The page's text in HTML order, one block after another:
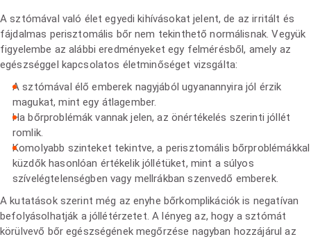
A sztómával való élet egyedi kihívásokat jelent, de az irritált és
fájdalmas perisztomális bőr nem tekinthető normálisnak. Vegyük
figyelembe az alábbi eredményeket egy felmérésből, amely az
egészséggel kapcsolatos életminőséget vizsgálta:
A sztómával élő emberek nagyjából ugyanannyira jól érzik
magukat, mint egy átlagember.
Ha bőrproblémák vannak jelen, az önértékelés szerinti jóllét
romlik.
Komolyabb szinteket tekintve, a perisztomális bőrproblémákkal
küzdők hasonlóan értékelik jóllétüket, mint a súlyos
szívelégtelenségben vagy mellrákban szenvedő emberek.
A kutatások szerint még az enyhe bőrkomplikációk is negatívan
befolyásolhatják a jóllétérzetet. A lényeg az, hogy a sztómát
körülvevő bőr egészségének megőrzése nagyban hozzájárul az